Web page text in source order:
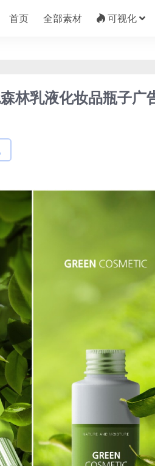
首页 全部素材 可视化
林乳液化妆品瓶子广